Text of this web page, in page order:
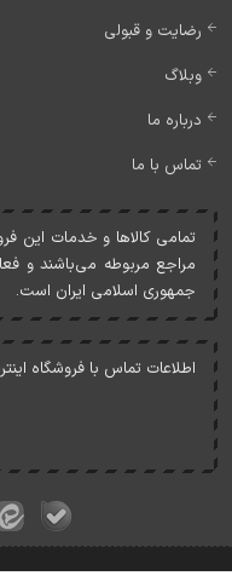
رضایت و قبولی
وبلاگ
درباره ما
تماس با ما
تمامی کالاها و خدمات اين
مراجع مربوطه می‌باشند و
جمهوری اسلامی ايران است.
اطلاعات تماس با فروشگاه